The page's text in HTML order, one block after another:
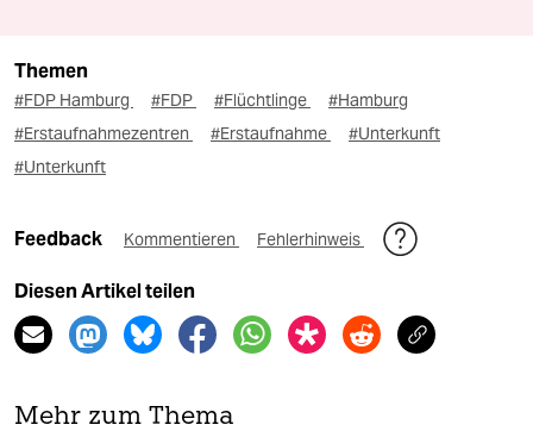
Themen
#FDP Hamburg #FDP #Flüchtlinge
#Hamburg
#Erstaufnahmezentren
#Erstaufnahme
#Unterkunft
#Unterkunft
Feedback Kommentieren Fehlerhinweis
Diesen Artikel teilen
Mehr zum Thema